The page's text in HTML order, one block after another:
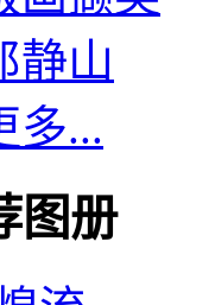
静山
多...
图册